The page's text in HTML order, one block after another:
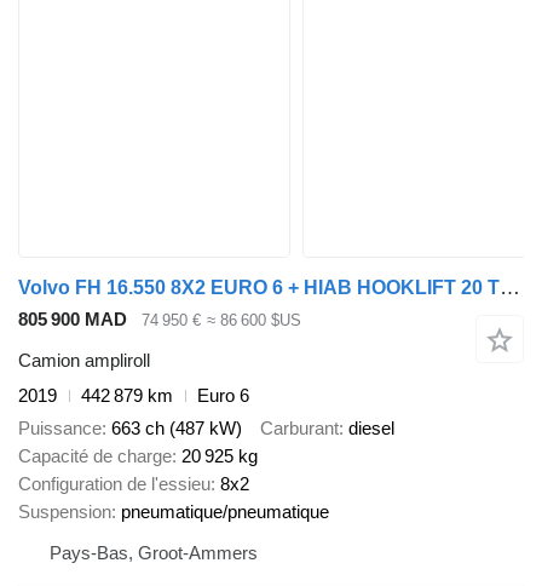
Volvo FH 16.550 8X2 EURO 6 + HIAB HOOKLIFT 20 TON
805 900 MAD 74 950 € ≈ 86 600 $US
Camion ampliroll
2019
442 879 km
Euro 6
Puissance 663 ch (487 kW) Carburant diesel
Capacité de charge 20 925 kg
Configuration de l'essieu 8x2
Suspension pneumatique/pneumatique
Pays-Bas, Groot-Ammers